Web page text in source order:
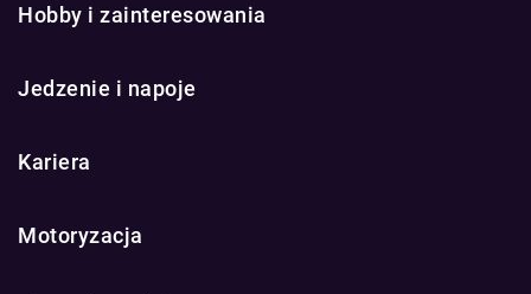
Hobby i zainteresowania
Jedzenie i napoje
Kariera
Motoryzacja